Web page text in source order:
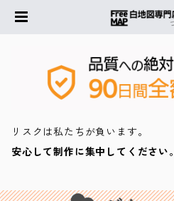
リスクは私たちが負います。
安心して制作に集中してください。